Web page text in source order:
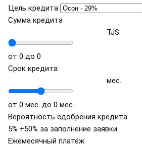
Цель кредита
Сумма кредита
TJS
от 0 до 0
Срок кредита
мес.
от 0 мес. до 0 мес.
Вероятность одобрения кредита
5% +50% за заполнение заявки
Ежемесячный платёж